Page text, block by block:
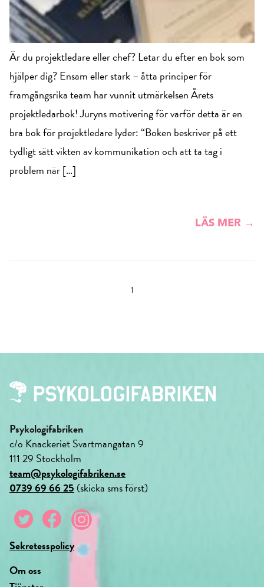
Är du projektledare eller chef? Letar du efter en bok som
hjälper dig? Ensam eller stark – åtta principer för
framgångsrika team har vunnit utmärkelsen Årets
projektledarbok! Juryns motivering för varför detta är en
bra bok för projektledare lyder: “Boken beskriver på ett
tydligt sätt vikten av kommunikation och att ta tag i
problem när […]
LÄS MER →
1
Psykologifabriken
c/o Knackeriet Svartmangatan 9
111 29 Stockholm
team@psykologifabriken.se
0739 69 66 25 (skicka sms först)
Sekretesspolicy
Om oss